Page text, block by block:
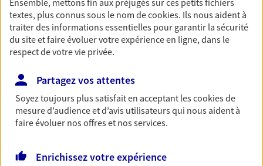
Garantie Accidents de la Vie
Bricoleuse, féru de jardinage, pâtissier en herbe
ou grande lectrice… personne n'est à l'abri d'un
Accident, protégez votre qualité de vie et vos
revenus.
Découvrir l'offre Garantie Accidents de la Vie
textes, plus connus sous le nom decookies. Ils nous aident à
traiter des informations essentielles pour garantir la sécurité
du site et faire évoluer votre expérience en ligne, dans le
respect de votre vie privée.
Partagez vos attentes
Soyez toujours plus satisfait en acceptant lescookiesde
mesure d’audience et d’avis utilisateurs qui nous aident à
faire évoluer nos offres et nos services.
Enrichissez votre expérience